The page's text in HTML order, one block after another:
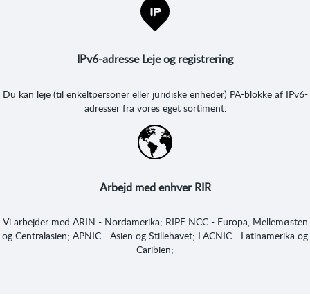
IPv6-adresse Leje og registrering
Du kan leje (til enkeltpersoner eller juridiske enheder) PA-blokke af IPv6-
adresser fra vores eget sortiment.
Arbejd med enhver RIR
Vi arbejder med ARIN - Nordamerika; RIPE NCC - Europa, Mellemøsten
og Centralasien; APNIC - Asien og Stillehavet; LACNIC - Latinamerika og
Caribien;